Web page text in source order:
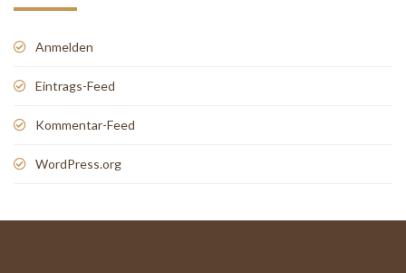
Anmelden
Eintrags-Feed
Kommentar-Feed
WordPress.org